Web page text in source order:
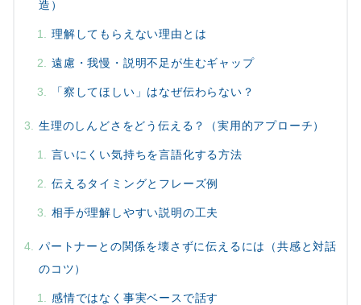
造）
理解してもらえない理由とは
遠慮・我慢・説明不足が生むギャップ
「察してほしい」はなぜ伝わらない？
生理のしんどさをどう伝える？（実用的アプローチ）
言いにくい気持ちを言語化する方法
伝えるタイミングとフレーズ例
相手が理解しやすい説明の工夫
パートナーとの関係を壊さずに伝えるには（共感と対話
のコツ）
感情ではなく事実ベースで話す